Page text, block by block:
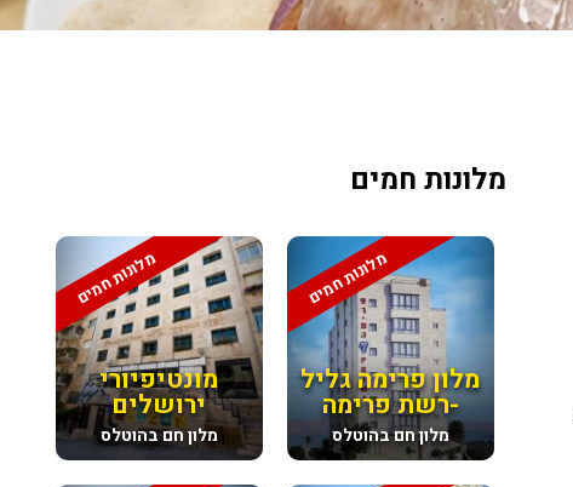
מלונות חמים
מלונות חמים
מונטיפיורי
ירושלים
מלון חם בהוטלס
מלונות חמים
מלון פרימה גליל
-רשת פרימה
מלון חם בהוטלס